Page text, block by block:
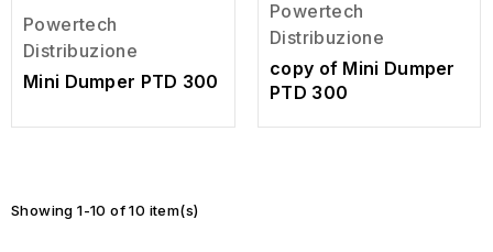
Powertech
Distribuzione
Mini Dumper PTD 300
Powertech
Distribuzione
copy of Mini Dumper
PTD 300
Showing 1-10 of 10 item(s)